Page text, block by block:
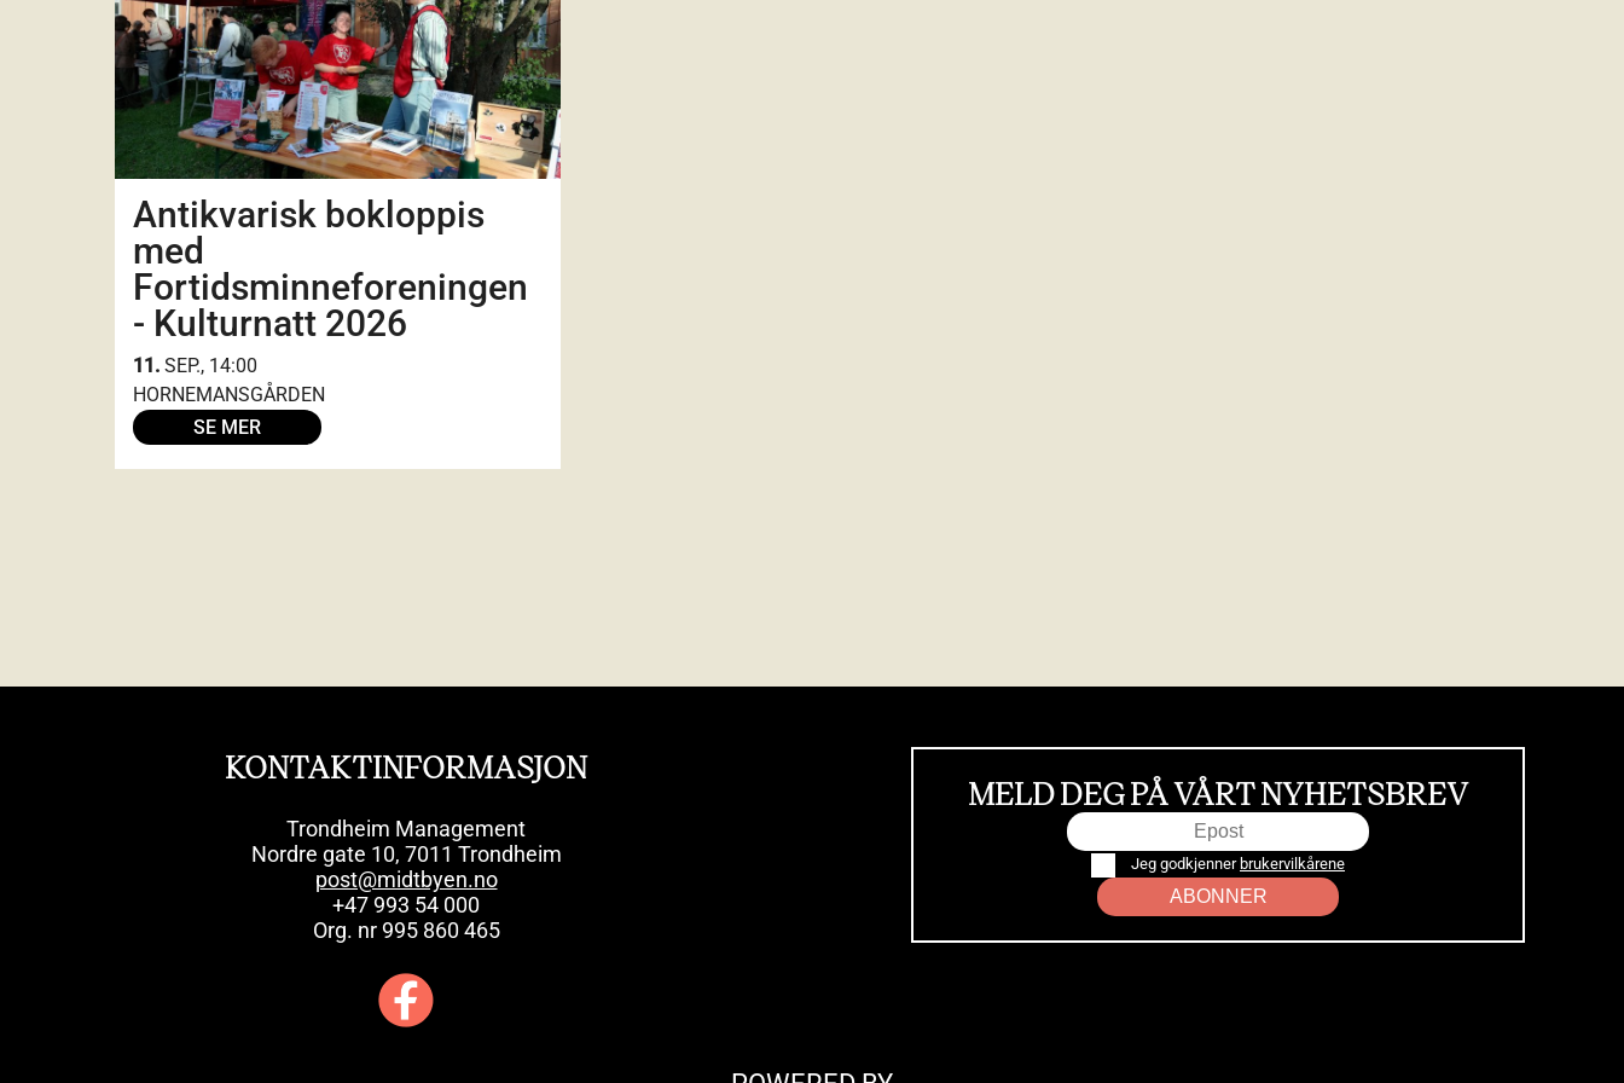
Antikvarisk bokloppis
med
Fortidsminneforeningen
- Kulturnatt 2026
11. SEP., 14:00
HORNEMANSGÅRDEN
SE MER
KONTAKTINFORMASJON
Trondheim Management
Nordre gate 10, 7011 Trondheim
post@midtbyen.no
+47 993 54 000
Org. nr 995 860 465
MELD DEG PÅ VÅRT NYHETSBREV
Jeg godkjenner brukervilkårene
ABONNER